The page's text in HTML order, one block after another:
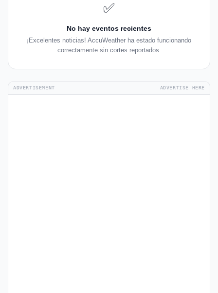
✅
No hay eventos recientes
¡Excelentes noticias! AccuWeather ha estado funcionando
correctamente sin cortes reportados.
ADVERTISEMENT ADVERTISE HERE